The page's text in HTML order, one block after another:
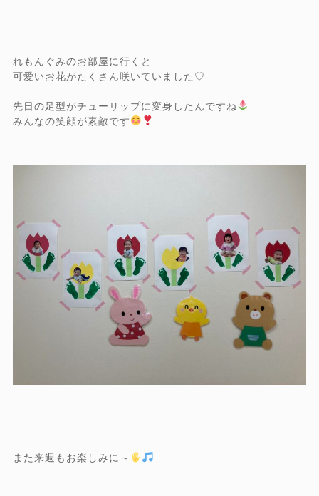
れもんぐみのお部屋に行くと
可愛いお花がたくさん咲いていました♡
先日の足型がチューリップに変身したんですね
みんなの笑顔が素敵です
また来週もお楽しみに～